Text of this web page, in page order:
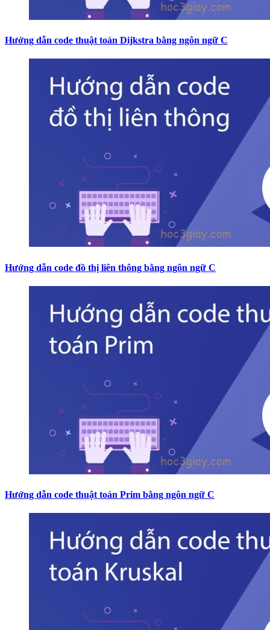
Hướng dẫn code thuật toán Dijkstra bằng ngôn ngữ C
Hướng dẫn code đồ thị liên thông bằng ngôn ngữ C
Hướng dẫn code thuật toán Prim bằng ngôn ngữ C